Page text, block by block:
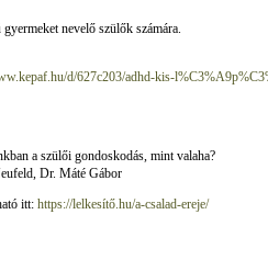
nevelő szülők számára.
d/627c203/adhd-kis-
a szülői gondoskodás, mint valaha?
Dr. Máté Gábor
itt: https://lelkesítő.hu/a-csalad-ereje/